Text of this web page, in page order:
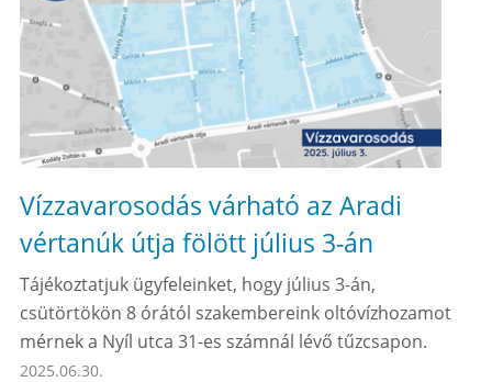
Vízzavarosodás várható az Aradi
vértanúk útja fölött július 3-án
Tájékoztatjuk ügyfeleinket, hogy július 3-án,
csütörtökön 8 órától szakembereink oltóvízhozamot
mérnek a Nyíl utca 31-es számnál lévő tűzcsapon.
2025.06.30.